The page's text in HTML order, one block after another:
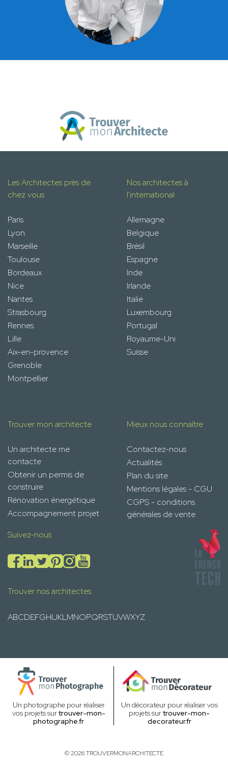
Les Architectes près de
chez vous
Paris
Lyon
Marseille
Toulouse
Bordeaux
Nice
Nantes
Strasbourg
Rennes
Lille
Aix-en-provence
Grenoble
Montpellier
Nos architectes à
l'international
Allemagne
Belgique
Brésil
Espagne
Inde
Irlande
Italie
Luxembourg
Portugal
Royaume-Uni
Suisse
Trouver mon architecte
Un architecte me
contacte
Obtenir un permis de
construire
Rénovation énergétique
Accompagnement projet
Mieux nous connaître
Contactez-nous
Actualités
Plan du site
Mentions légales - CGU
CGPS - conditions
générales de vente
Suivez-nous
Trouver nos architectes
ABCDEFGHIJKLMNOPQRSTUVWXYZ
Un photographe pour réaliser
vos projets surtrouver-mon-
photographe.fr
Un décorateur pour réaliser vos
projets surtrouver-mon-
decorateur.fr
© 2026 TROUVERMONARCHITECTE